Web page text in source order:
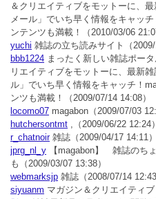
＆クリエイティブをモットーに、
メール」でいち早く情報をキャッ
ンテンツも満載！
（2010/03/06
yuchi 雑誌の立ち読みサイト
（
bbb1224 まったく新しい雑誌ポー
リエイティブをモットーに、最新
ル」でいち早く情報をキャッチ！
ンツも満載！
（2009/07/14 14:08）
locomo07 magabon （2009/07/03
hutchersontmt , （2009/06/22 12:24）
r_chatnoir雑誌 （2009/04/17 14:11）
jprg_nl_y 【magabon】 雑誌のち
も
（2009/03/07 13:38）
webmarksjp 雑誌 （2008/07/14 12:43
siyuanm マガジン＆クリエイティブ